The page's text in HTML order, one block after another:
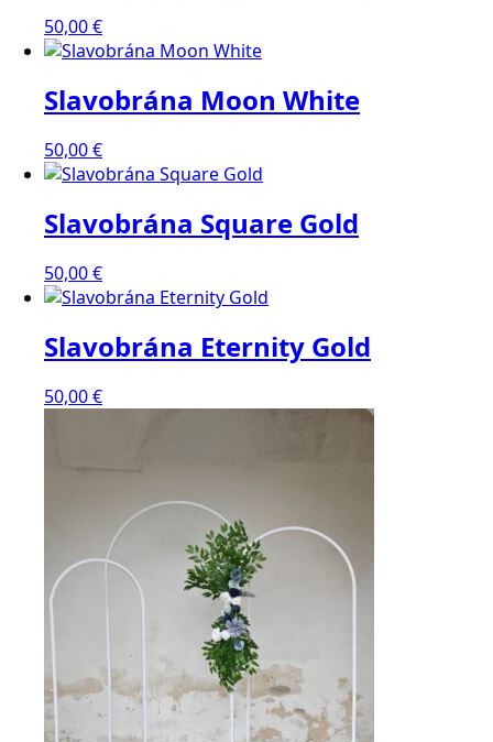
50,00€
Slavobrána Moon White
50,00€
Slavobrána Square Gold
50,00€
Slavobrána Eternity Gold
50,00€